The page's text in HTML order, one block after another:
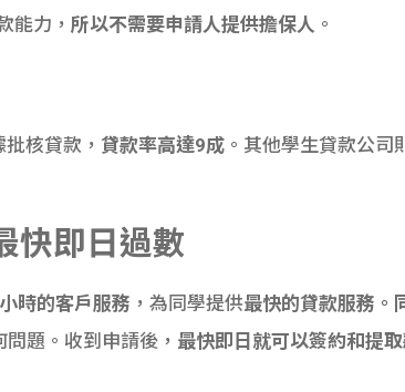
能力， 所以不需要申請人提供擔保人 。
核貸款， 貸款率高達9成。其他學生貸款公司
快即日過數
時的客戶服務 ，為同學提供最快的貸款服務。
題。收到申請後， 最快即日就可以簽約和提